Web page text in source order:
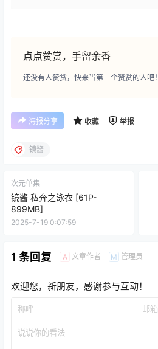
点点赞赏，手留余香
还没有人赞赏，快来当第一个赞赏的人吧！
海报分享 收藏 举报
镜酱
次元单集
镜酱 私奔之泳衣 [61P-
899MB]
2025-7-19 0:07:59
1 条回复 A 文章作者 M 管理员
欢迎您，新朋友，感谢参与互动！